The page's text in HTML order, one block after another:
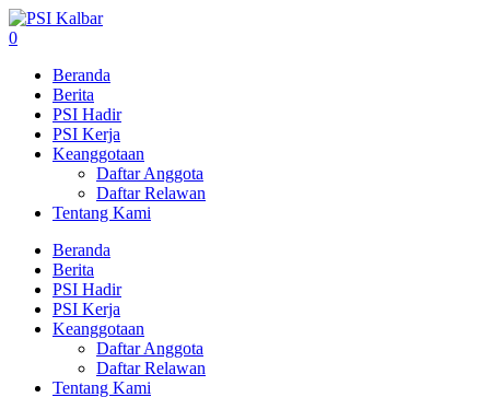
0
Beranda
Berita
PSI Hadir
PSI Kerja
Keanggotaan
Daftar Anggota
Daftar Relawan
Tentang Kami
Beranda
Berita
PSI Hadir
PSI Kerja
Keanggotaan
Daftar Anggota
Daftar Relawan
Tentang Kami